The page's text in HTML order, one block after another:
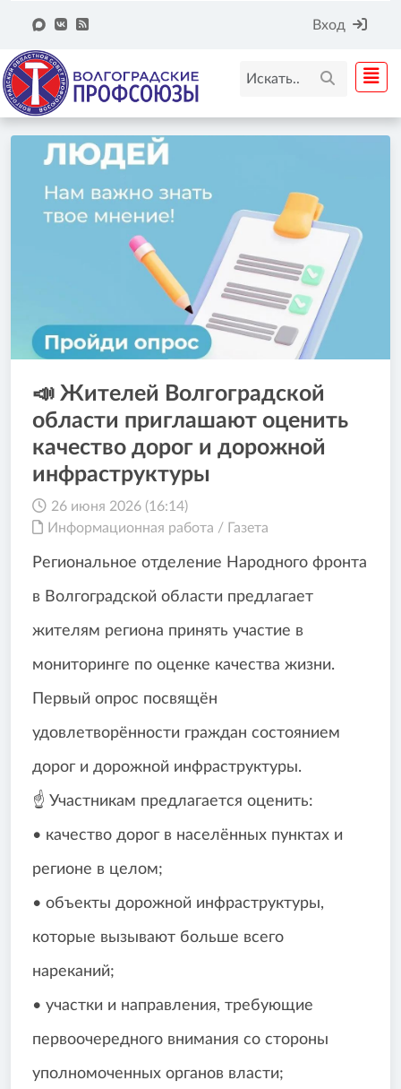
Вход
📣 Жителей Волгоградской
области приглашают оценить
качество дорог и дорожной
инфраструктуры
26 июня 2026 (16:14)
Информационная работа / Газета
Региональное отделение Народного фронта
в Волгоградской области предлагает
жителям региона принять участие в
мониторинге по оценке качества жизни.
Первый опрос посвящён
удовлетворённости граждан состоянием
дорог и дорожной инфраструктуры.
☝️ Участникам предлагается оценить:
• качество дорог в населённых пунктах и
регионе в целом;
• объекты дорожной инфраструктуры,
которые вызывают больше всего
нареканий;
• участки и направления, требующие
первоочередного внимания со стороны
уполномоченных органов власти;